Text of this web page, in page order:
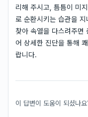
리해 주시고, 틈틈이 미
로 순환시키는 습관을
찾아 속열을 다스려주면
어 상세한 진단을 통해
랍니다.
이 답변이 도움이 되셨나